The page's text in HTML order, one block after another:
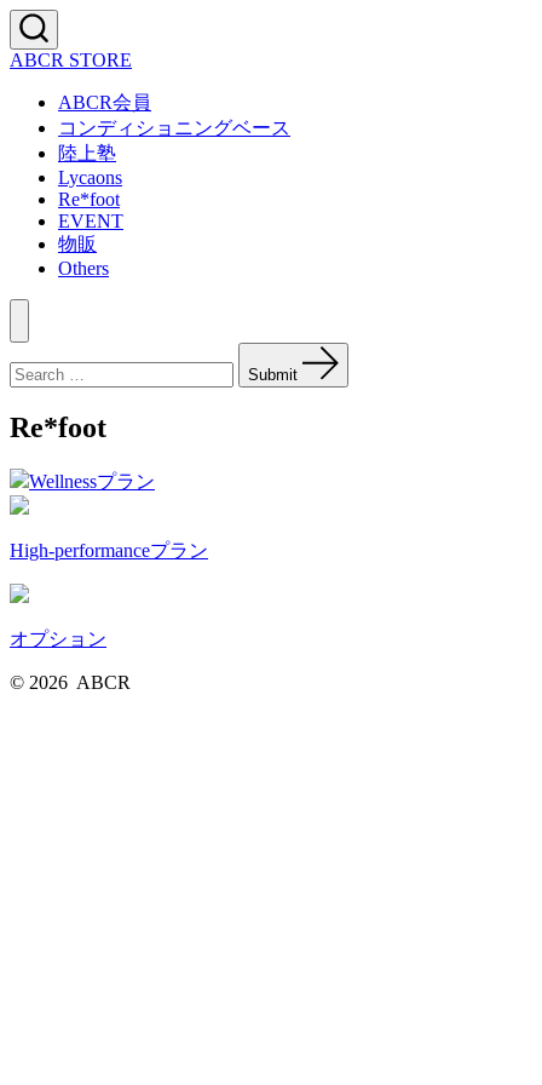
Skip
to
content
Search
Toggle
ABCR STORE
ABCR会員
コンディショニングベース
陸上塾
Lycaons
Re*foot
EVENT
物販
Others
Menu
for:
Submit
Re*foot
Wellnessプラン
High-performanceプラン
オプション
© 2026 ABCR